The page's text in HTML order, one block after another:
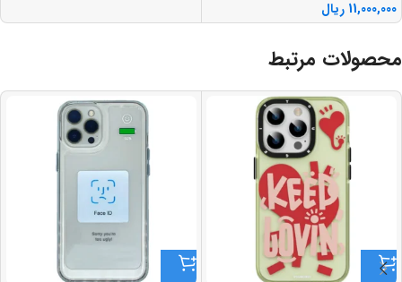
11,000,000 ریال
محصولات مرتبط